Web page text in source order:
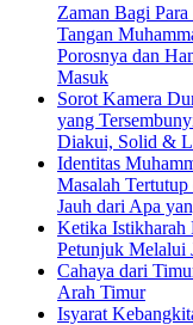
Zaman Bagi
Tangan
Porosnya dan
Masuk
Sorot Kamera
yang
Diakui, Solid &
Identitas
Masalah
Jauh dari Apa
Ketika Istikharah
Petunjuk Melalui
Cahaya dari
Arah Timur
Isyarat